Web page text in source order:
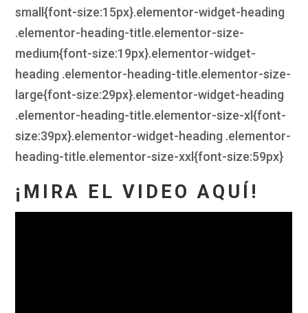
small{font-size:15px}.elementor-widget-heading
.elementor-heading-title.elementor-size-
medium{font-size:19px}.elementor-widget-
heading .elementor-heading-title.elementor-size-
large{font-size:29px}.elementor-widget-heading
.elementor-heading-title.elementor-size-xl{font-
size:39px}.elementor-widget-heading .elementor-
heading-title.elementor-size-xxl{font-size:59px}
¡MIRA EL VIDEO AQUÍ!